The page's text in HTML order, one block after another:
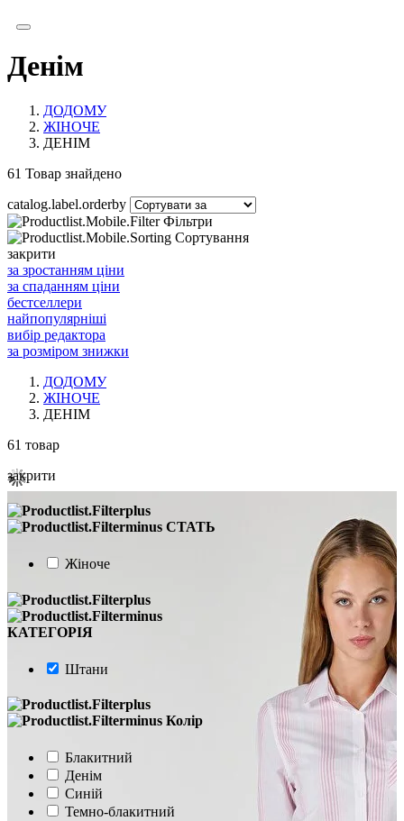
Денім
ДОДОМУ
ЖІНОЧЕ
ДЕНІМ
61 Товар знайдено
catalog.label.orderby
Фільтри
Сортування
закрити
за зростанням ціни
за спаданням ціни
бестселлери
найпопулярніші
вибір редактора
за розміром знижки
ДОДОМУ
ЖІНОЧЕ
ДЕНІМ
61 товар
закрити
СТАТЬ
Жіноче
КАТЕГОРІЯ
Штани
Колір
Блакитний
Денім
Синій
Темно-блакитний